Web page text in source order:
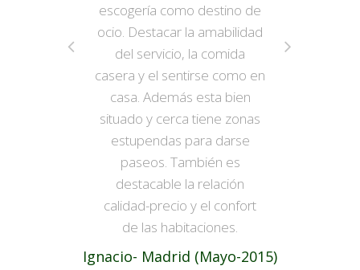
escogería como destino de
ocio. Destacar la amabilidad
del servicio, la comida
casera y el sentirse como en
casa. Además esta bien
situado y cerca tiene zonas
estupendas para darse
paseos. También es
destacable la relación
calidad-precio y el confort
de las habitaciones.
Ignacio- Madrid (Mayo-2015)